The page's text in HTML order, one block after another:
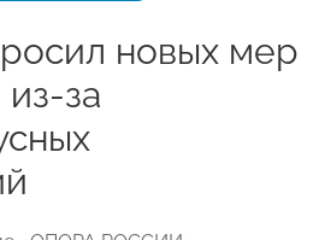
новых мер
за